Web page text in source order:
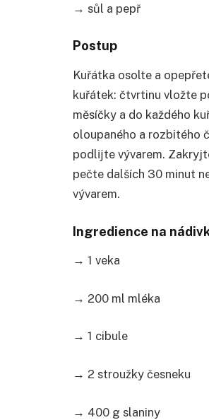
→ sůl a pepř
Postup
Kuřátka osolte a
kuřátek: čtvrtinu vložte
měsíčky a do každého
oloupaného a rozbitého
podlĳte vývarem.
pečte dalších 30 minut
vývarem.
Ingredience na
→ 1 veka
→ 200 ml mléka
→ 1 cibule
→ 2 stroužky česneku
→ 400 g slaniny